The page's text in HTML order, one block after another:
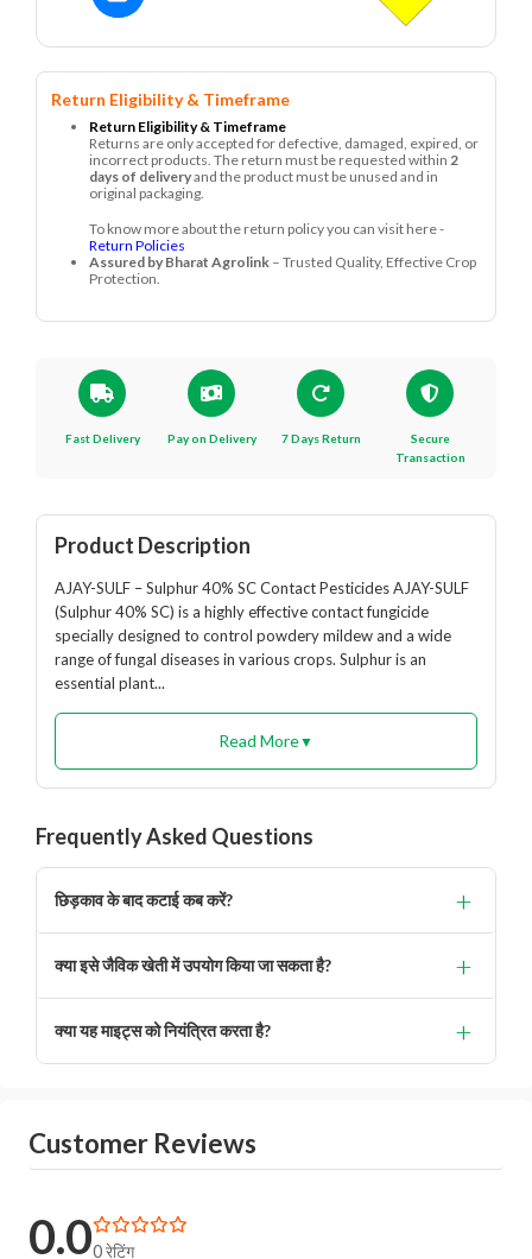
Return Eligibility & Timeframe
Return Eligibility & Timeframe
Returns are only accepted for defective, damaged, expired, or
incorrect products. The return must be requested within 2
days of deliveryand the product must be unused and in
original packaging.
To know more about the return policy you can visit here -
Return Policies
Assured by Bharat Agrolink – Trusted Quality, Effective Crop
Protection.
Fast Delivery Pay on Delivery 7 Days Return
Secure
Transaction
Product Description
AJAY-SULF – Sulphur 40% SC Contact Pesticides AJAY-SULF
(Sulphur 40% SC) is a highly effective contact fungicide
specially designed to control powdery mildew and a wide
range of fungal diseases in various crops. Sulphur is an
essential plant...
Read More▼
Frequently Asked Questions
छिड़काव के बाद कटाई कब करें? +
recommended है।
क्या इसे जैविक खेती में उपयोग किया जा सकता है? +
स्वीकार्य है।
क्या यह माइट्स को नियंत्रित करता है? +
Customer Reviews
0.00 रेटिंग